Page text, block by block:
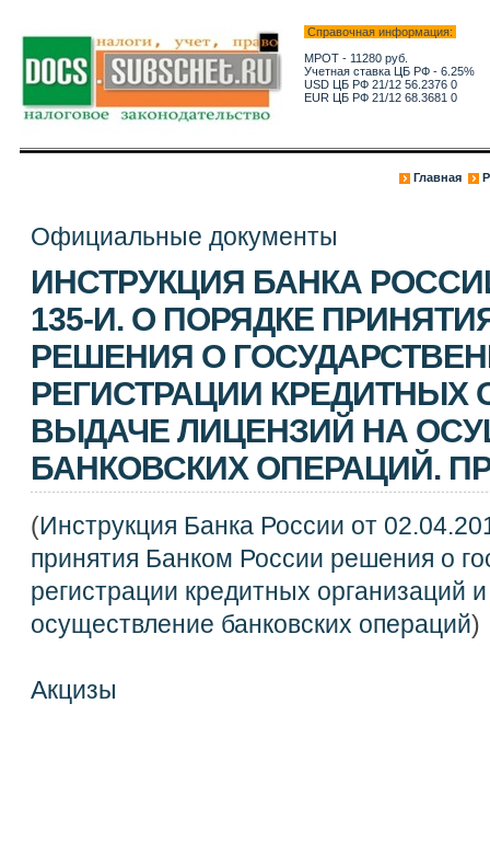
Справочная информация:
МРОТ - 11280 руб.
Учетная ставка ЦБ РФ - 6.25%
USD ЦБ РФ 21/12 56.2376 0
EUR ЦБ РФ 21/12 68.3681 0
Главная
Официальные документы
ИНСТРУКЦИЯ БАНКА РОССИИ
135-И. О ПОРЯДКЕ
РЕШЕНИЯ О
РЕГИСТРАЦИИ КРЕДИТНЫХ
ВЫДАЧЕ ЛИЦЕНЗИЙ НА
БАНКОВСКИХ ОПЕРАЦИЙ.
(Инструкция Банка России от
принятия Банком России решения о
регистрации кредитных организаций
осуществление банковских операций)
Акцизы